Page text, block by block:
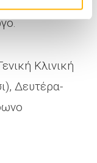
Κλινική
Δευτέρα-